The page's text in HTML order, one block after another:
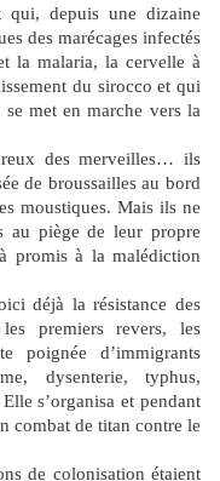
qui, depuis une dizaine
des marécages infectés
la malaria, la cervelle à
du sirocco et qui
met en marche vers la
des merveilles… ils
de broussailles au bord
moustiques. Mais ils ne
au piège de leur propre
promis à la malédiction
déjà la résistance des
premiers revers, les
poignée d’immigrants
dysenterie, typhus,
s’organisa et pendant
combat de titan contre le
de colonisation étaient